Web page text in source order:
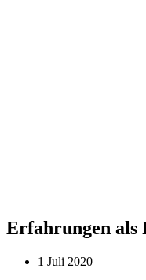
Erfahrungen
1 Juli 2020